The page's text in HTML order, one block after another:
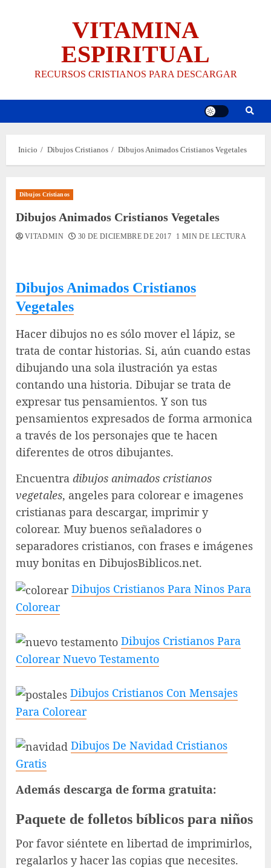
VITAMINA
ESPIRITUAL
RECURSOS CRISTIANOS PARA DESCARGAR
Inicio Dibujos Cristianos Dibujos Animados Cristianos Vegetales
Dibujos Cristianos
Dibujos Animados Cristianos Vegetales
VITADMIN 30 DE DICIEMBRE DE 2017 1 MIN DE LECTURA
Dibujos Animados Cristianos
Vegetales
Hacer dibujos no es sólo mover el lápiz, se
trata de contar historias. Si, aún cuando estas
dibujando una sola ilustración ya estas
contando una historia. Dibujar se trata de
expresar tus pensamientos. Y son tus
pensamientos expresados de forma armonica
a través de los personajes que te hacen
diferentes de otros dibujantes.
Encuentra dibujos animados cristianos
vegetales, angeles para colorear e imagenes
cristianas para descargar, imprimir y
colorear. Muy buenos señaladores o
separadores cristianos, con frases e imágenes
muy bonitas en DibujosBiblicos.net.
Dibujos Cristianos Para Ninos Para
Colorear
Dibujos Cristianos Para
Colorear Nuevo Testamento
Dibujos Cristianos Con Mensajes
Para Colorear
Dibujos De Navidad Cristianos
Gratis
Además descarga de forma gratuita:
Paquete de folletos bíblicos para niños
Por favor siéntete en libertad de imprimirlos,
regalarlos y hacer las copias que necesites.